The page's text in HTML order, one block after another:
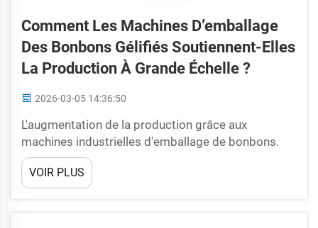
Comment Les Machines D’emballage
Des Bonbons Gélifiés Soutiennent-Elles
La Production À Grande Échelle ?
2026-03-05 14:36:50
L'augmentation de la production grâce aux
machines industrielles d'emballage de bonbons.
Adapter le débit de la machine à la demande élevée
de production de bonbons gélifiés. Les machines
industrielles d'emballage de bonbons disponibles
VOIR PLUS